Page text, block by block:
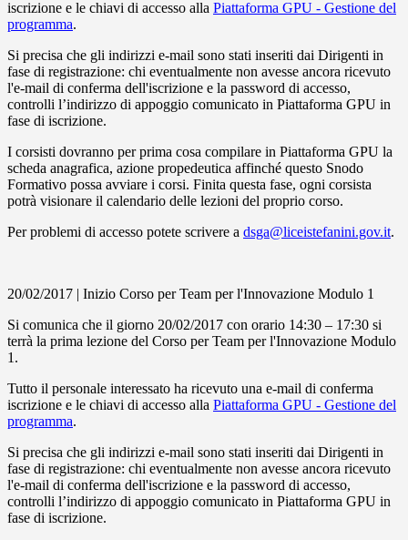
iscrizione e le chiavi di accesso alla Piattaforma GPU - Gestione del
programma.
Si precisa che gli indirizzi e-mail sono stati inseriti dai Dirigenti in
fase di registrazione: chi eventualmente non avesse ancora ricevuto
l'e-mail di conferma dell'iscrizione e la password di accesso,
controlli l’indirizzo di appoggio comunicato in Piattaforma GPU in
fase di iscrizione.
I corsisti dovranno per prima cosa compilare in Piattaforma GPU la
scheda anagrafica, azione propedeutica affinché questo Snodo
Formativo possa avviare i corsi. Finita questa fase, ogni corsista
potrà visionare il calendario delle lezioni del proprio corso.
Per problemi di accesso potete scrivere a dsga@liceistefanini.gov.it.
20/02/2017 | Inizio Corso per Team per l'Innovazione Modulo 1
Si comunica che il giorno 20/02/2017 con orario 14:30 – 17:30 si
terrà la prima lezione del Corso per Team per l'Innovazione Modulo
1.
Tutto il personale interessato ha ricevuto una e-mail di conferma
iscrizione e le chiavi di accesso alla Piattaforma GPU - Gestione del
programma.
Si precisa che gli indirizzi e-mail sono stati inseriti dai Dirigenti in
fase di registrazione: chi eventualmente non avesse ancora ricevuto
l'e-mail di conferma dell'iscrizione e la password di accesso,
controlli l’indirizzo di appoggio comunicato in Piattaforma GPU in
fase di iscrizione.